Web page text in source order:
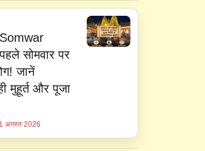
सोमवार पर
जानें
मुहूर्त और पूजा
अगस्त 2026